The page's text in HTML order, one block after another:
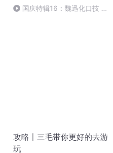
国庆特辑16：魏迅化口技 二
攻略丨三毛带你更好的去游
玩